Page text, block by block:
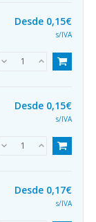
Desde 0,15€
s/IVA
Desde 0,15€
s/IVA
Desde 0,17€
s/IVA